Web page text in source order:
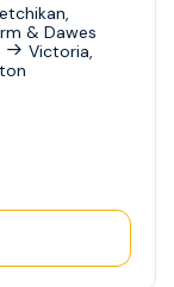
& Dawes
Victoria,